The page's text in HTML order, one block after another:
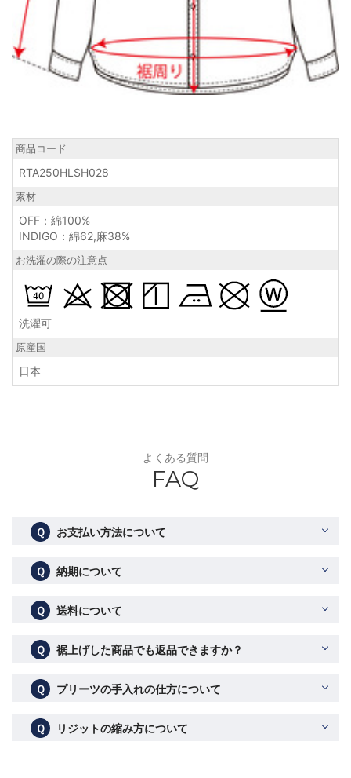
商品コード
RTA250HLSH028
素材
OFF：綿100%
INDIGO：綿62,麻38%
お洗濯の際の注意点
洗濯可
原産国
日本
よくある質問
FAQ
Ｑ お支払い方法について
Ｑ 納期について
Ｑ 送料について
Ｑ 裾上げした商品でも返品できますか？
Ｑ プリーツの手入れの仕方について
Ｑ リジットの縮み方について